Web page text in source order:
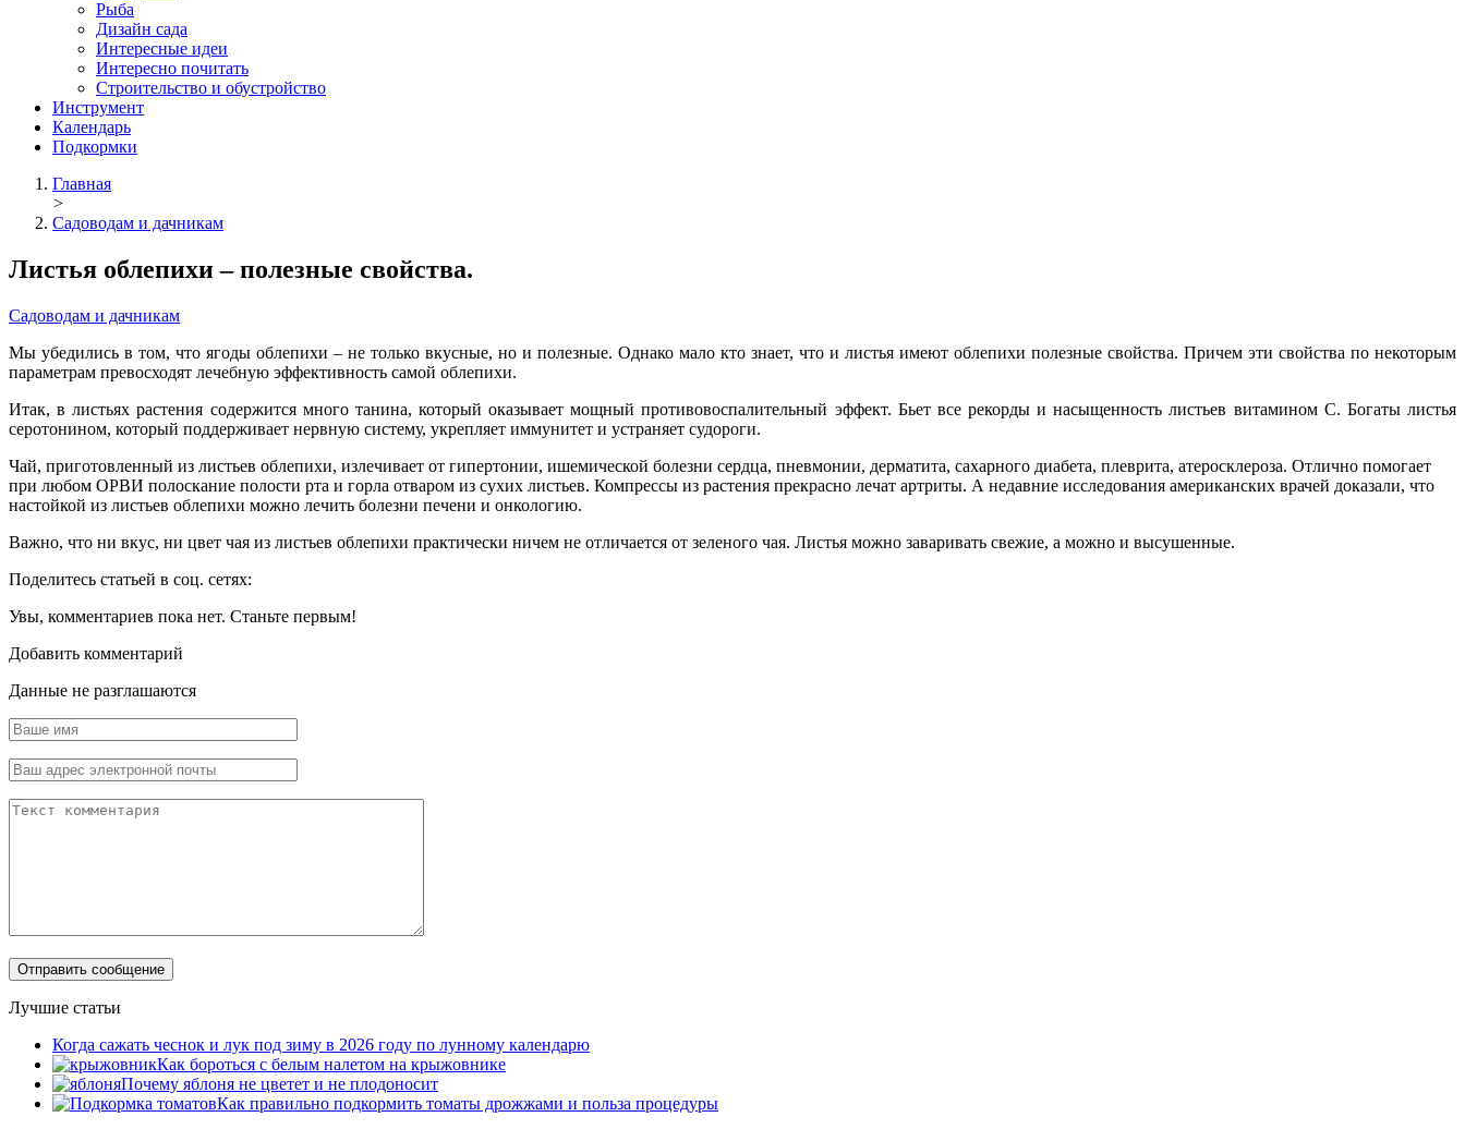
Рыба
Дизайн сада
Интересные идеи
Интересно почитать
Строительство и обустройство
Инструмент
Календарь
Подкормки
Главная
>
Садоводам и дачникам
Листья облепихи – полезные свойства.
Садоводам и дачникам
Мы убедились в том, что ягоды облепихи – не только вкусные, но и полезные. Однако мало кто знает, что и листья имеют облепихи полезные свойства. Причем эти свойства по некоторым
параметрам превосходят лечебную эффективность самой облепихи.
Итак, в листьях растения содержится много танина, который оказывает мощный противовоспалительный эффект. Бьет все рекорды и насыщенность листьев витамином С. Богаты листья
серотонином, который поддерживает нервную систему, укрепляет иммунитет и устраняет судороги.
Чай, приготовленный из листьев облепихи, излечивает от гипертонии, ишемической болезни сердца, пневмонии, дерматита, сахарного диабета, плеврита, атеросклероза. Отлично помогает
при любом ОРВИ полоскание полости рта и горла отваром из сухих листьев. Компрессы из растения прекрасно лечат артриты. А недавние исследования американских врачей доказали, что
настойкой из листьев облепихи можно лечить болезни печени и онкологию.
Важно, что ни вкус, ни цвет чая из листьев облепихи практически ничем не отличается от зеленого чая. Листья можно заваривать свежие, а можно и высушенные.
Поделитесь статьей в соц. сетях:
Увы, комментариев пока нет. Станьте первым!
Добавить комментарий
Данные не разглашаются
Лучшие статьи
Когда сажать чеснок и лук под зиму в 2026 году по лунному календарю
Как бороться с белым налетом на крыжовнике
Почему яблоня не цветет и не плодоносит
Как правильно подкормить томаты дрожжами и польза процедуры